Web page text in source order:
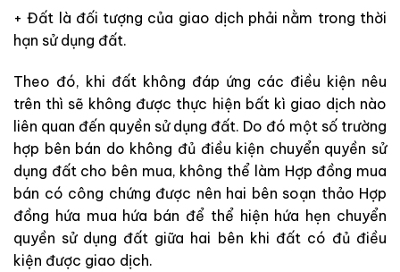
+ Đất là đối tượng của giao dịch phải nằm trong thời
hạn sử dụng đất.
Theo đó, khi đất không đáp ứng các điều kiện nêu
trên thì sẽ không được thực hiện bất kì giao dịch nào
liên quan đến quyền sử dụng đất. Do đó một số trường
hợp bên bán do không đủ điều kiện chuyển quyền sử
dụng đất cho bên mua, không thể làm Hợp đồng mua
bán có công chứng được nên hai bên soạn thảo Hợp
đồng hứa mua hứa bán để thể hiện hứa hẹn chuyển
quyền sử dụng đất giữa hai bên khi đất có đủ điều
kiện được giao dịch.